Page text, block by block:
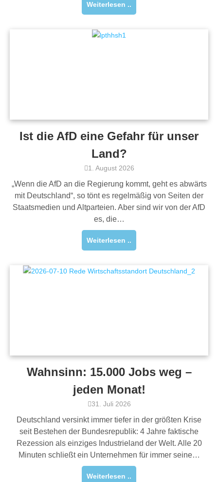
Weiterlesen ..
Ist die AfD eine Gefahr für unser
Land?
1. August 2026
„Wenn die AfD an die Regierung kommt, geht es abwärts
mit Deutschland“, so tönt es regelmäßig von Seiten der
Staatsmedien und Altparteien. Aber sind wir von der AfD
es, die…
Weiterlesen ..
Wahnsinn: 15.000 Jobs weg –
jeden Monat!
31. Juli 2026
Deutschland versinkt immer tiefer in der größten Krise
seit Bestehen der Bundesrepublik: 4 Jahre faktische
Rezession als einziges Industrieland der Welt. Alle 20
Minuten schließt ein Unternehmen für immer seine…
Weiterlesen ..